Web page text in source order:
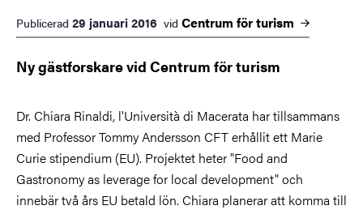
Publicerad 29 januari 2016 vid Centrum förturism
Ny gästforskare vid Centrum för turism
Dr. Chiara Rinaldi, l'Università di Macerata har tillsammans
med Professor Tommy Andersson CFT erhållit ett Marie
Curie stipendium (EU). Projektet heter "Food and
Gastronomy as leverage for local development" och
innebär två års EU betald lön. Chiara planerar att komma till